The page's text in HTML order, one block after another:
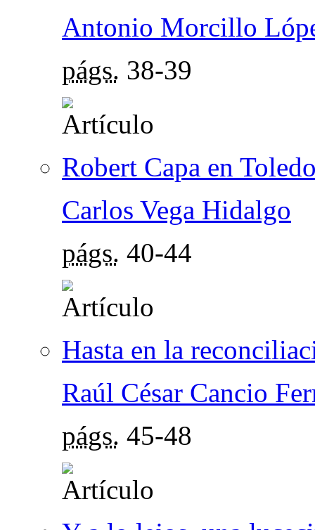
Antonio Morcillo
págs. 38-39
Robert Capa en
Carlos Vega Hidalgo
págs. 40-44
Hasta en la
Raúl César Cancio
págs. 45-48